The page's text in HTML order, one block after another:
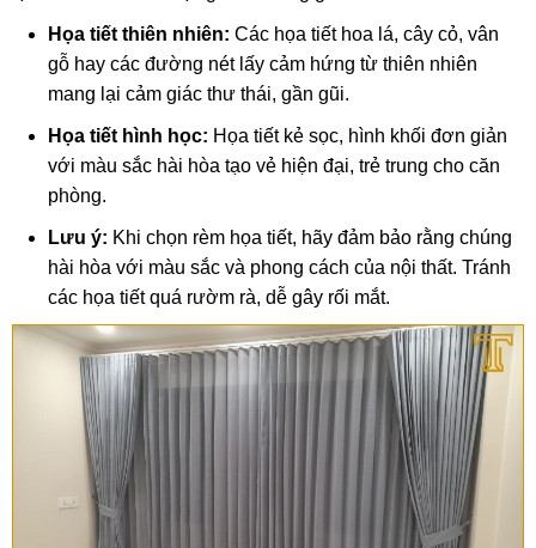
Họa tiết thiên nhiên: Các họa tiết hoa lá, cây cỏ, vân
gỗ hay các đường nét lấy cảm hứng từ thiên nhiên
mang lại cảm giác thư thái, gần gũi.
Họa tiết hình học: Họa tiết kẻ sọc, hình khối đơn giản
với màu sắc hài hòa tạo vẻ hiện đại, trẻ trung cho căn
phòng.
Lưu ý: Khi chọn rèm họa tiết, hãy đảm bảo rằng chúng
hài hòa với màu sắc và phong cách của nội thất. Tránh
các họa tiết quá rườm rà, dễ gây rối mắt.